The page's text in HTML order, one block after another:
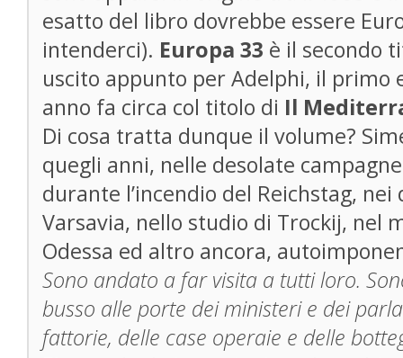
esatto del libro dovrebbe essere
intenderci). Europa 33 è il secondo
uscito appunto per Adelphi, il primo
anno fa circa col titolo di Il
Di cosa tratta dunque il volume?
quegli anni, nelle desolate
durante l’incendio del Reichstag,
Varsavia, nello studio di Trockij, nel
Odessa ed altro ancora,
Sono andato a far visita a tutti loro.
busso alle porte dei ministeri e dei
fattorie, delle case operaie e delle